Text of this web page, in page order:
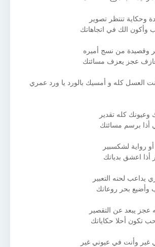
تنتظر تصوير
وأكون الك في اتجاهاتك
وقصيدة من نسج أميره
عجز يعزف مسائتك
العسل كله و أمسيك بالورد يا ورد عمري
كله تقدير
برسم مسائتك
رواية لشكسبير
اعشق بدياتك
يداعب لحنه التعبير
وأضيع بحر روعاتك
يبعد عن التقصير
تكون أحلا حكاياتك
وأنت في عيوني غير